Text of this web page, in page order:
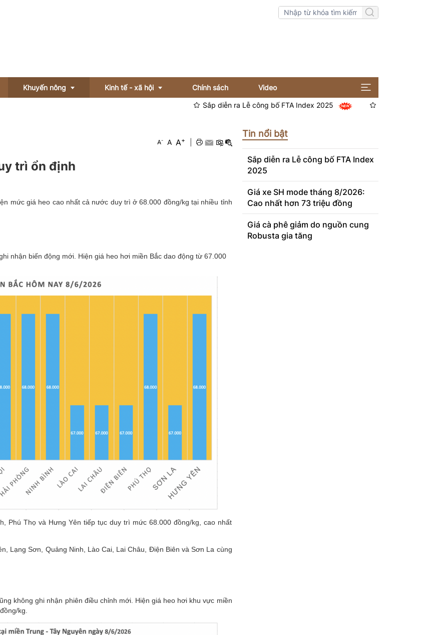
Khuyến nông
Video khuyến nông
Kinh tế - xã hội Chính sách Video
Sắp diễn ra Lễ công bố FTA Index 2025 Giá xe SH mode tháng
A- A A+
trì ổn định
mức giá heo cao nhất cả nước duy trì ở 68.000 đồng/kg tại nhiều tỉnh
nhận biến động mới. Hiện giá heo hơi miền Bắc dao động từ 67.000
Phú Thọ và Hưng Yên tiếp tục duy trì mức 68.000 đồng/kg, cao nhất
Lạng Sơn, Quảng Ninh, Lào Cai, Lai Châu, Điện Biên và Sơn La cùng
không ghi nhận phiên điều chỉnh mới. Hiện giá heo hơi khu vực miền
kg.
Tin nổi bật
Sắp diễn ra Lễ công bố FTA Index
2025
Giá xe SH mode tháng 8/2026:
Cao nhất hơn 73 triệu đồng
Giá cà phê giảm do nguồn cung
Robusta gia tăng